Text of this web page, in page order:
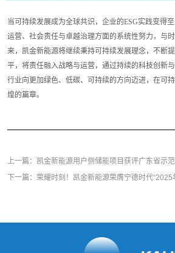
当可持续发展成为全球共识，企业的ESG实践变得
运营、社会责任与卓越治理方面的系统性努力，与
来，凯金新能源将继续秉持可持续发展理念，不断
平，将责任融入战略与运营，通过持续的科技创新
行业向更加绿色、低碳、可持续的方向迈进，在可
煌的篇章。
下一篇：荣耀时刻！凯金新能源荣膺宁德时代“2025